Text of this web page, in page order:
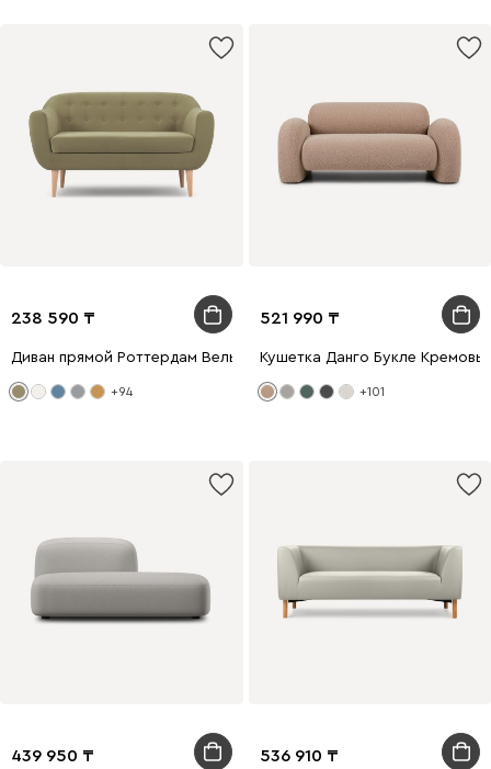
238 590
Диван прямой Роттердам Вельвет Оливковый
+94
521 990
Кушетка Данго Букле
+101
439 950 536 910